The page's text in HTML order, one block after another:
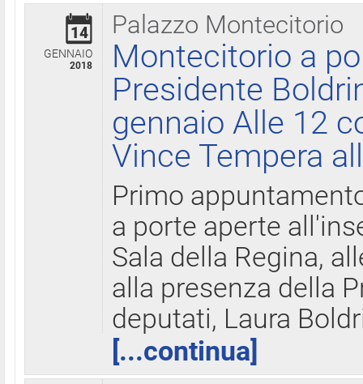
Palazzo Montecitorio
14
GENNAIO
2018
Montecitorio a
Presidente
gennaio Alle 12
Vince Tempera
Primo
a porte aperte
Sala della Regina,
alla presenza della
deputati, Laura
[...continua]